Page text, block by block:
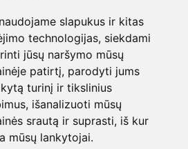
slapukus ir kitas
technologijas, siekdami
jūsų naršymo mūsų
patirtį, parodyti jums
turinį ir tikslinius
išanalizuoti mūsų
srautą ir suprasti, iš kur
mūsų lankytojai.
Struktūriniai vienetai
QWQER Express
QWQER PRO Global
Forwarding
QWQER Sandėliai